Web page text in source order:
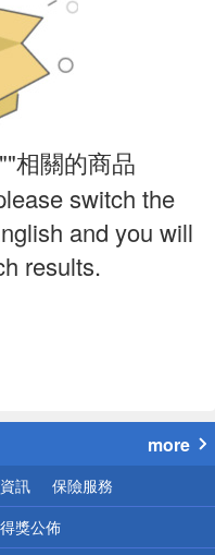
相關的商品
switch the
and you will
results.
more
訊 保險服務
得獎公佈